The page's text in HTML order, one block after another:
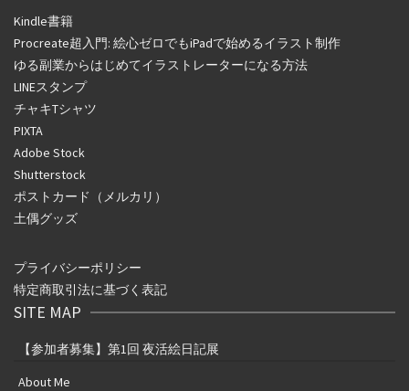
Kindle書籍
Procreate超入門: 絵心ゼロでもiPadで始めるイラスト制作
ゆる副業からはじめてイラストレーターになる方法
LINEスタンプ
チャキTシャツ
PIXTA
Adobe Stock
Shutterstock
ポストカード（メルカリ）
土偶グッズ
プライバシーポリシー
特定商取引法に基づく表記
SITE MAP
【参加者募集】第1回 夜活絵日記展
About Me